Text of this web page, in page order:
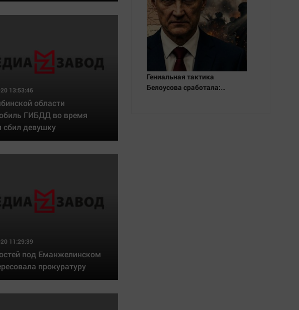
13:53:46
области
ГИБДД во время
сбил девушку
11:29:39
под Еманжелинском
прокуратуру
Гениальная тактика
Белоусова сработала: